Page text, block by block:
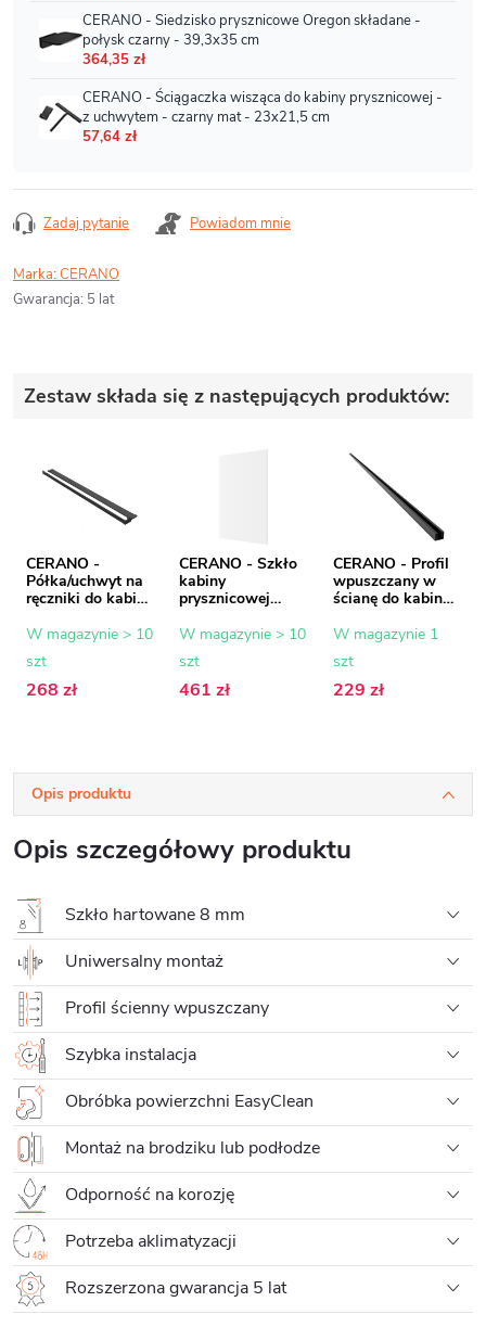
Zadaj pytanie Powiadom mnie
Marka:CERANO
Gwarancja: 5 lat
Zestaw składa się z następujących produktów:
CERANO -
Półka/uchwyt na
ręczniki do kabiny
walk-in - 8-10
- 30 do 160 cm
W magazynie > 10
szt
268 zł
CERANO - Szkło
kabiny
prysznicowej
szkło
70x200 cm
W magazynie > 10
szt
461 zł
CERANO - Profil
wpuszczany w
ścianę do kabin
typu walk-in - 8
- 200 cm
W magazynie 1
szt
229 zł
Opis produktu
Opis szczegółowy produktu
Szkło hartowane 8 mm
Uniwersalny montaż
Profil ścienny wpuszczany
Szybka instalacja
Obróbka powierzchni EasyClean
Montaż na brodziku lub podłodze
Odporność na korozję
Potrzeba aklimatyzacji
Rozszerzona gwarancja 5 lat